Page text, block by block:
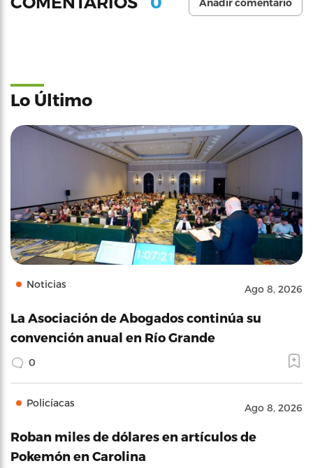
Añadir comentario
Lo Último
Noticias Ago 8, 2026
La Asociación de Abogados continúa su
convención anual en Río Grande
0
Policíacas Ago 8, 2026
Roban miles de dólares en artículos de
Pokemón en Carolina